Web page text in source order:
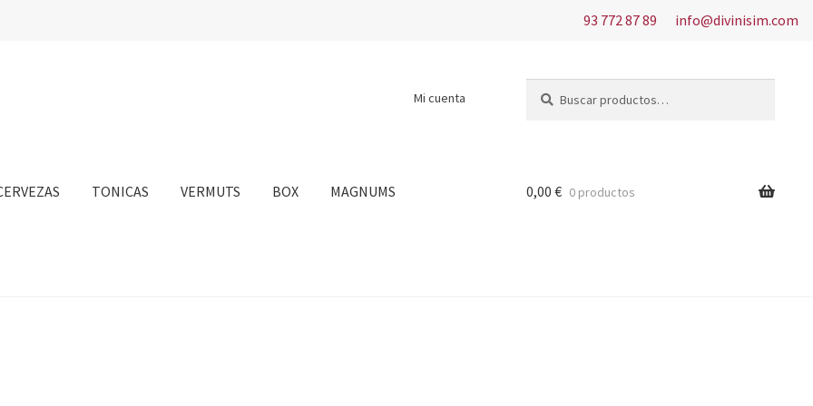
93 772 87 89 info@divinisim.com
Mi cuenta
por:
TONICAS VERMUTS BOX MAGNUMS 0,00€ 0 productos